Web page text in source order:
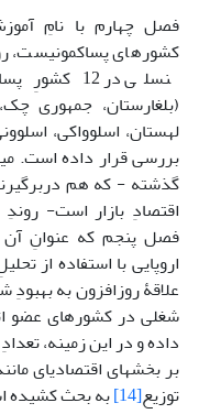
فصل چهارم با نامِ
نسلی در
(بلغارستان، جمهوری چک،
لهستان، اسلوواکی،
گذشته - که هم
اقتصادِ بازار است-
فصل پنجم که عنوانِ
اروپایی با استفاده از
علاقۀ روزافزون به
شغلی در کشورهای عضو
داده و در این زمینه،
بر بخش­های اقتصادی­ای
توزیع[14]
به بحث کشیده